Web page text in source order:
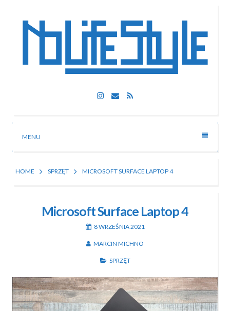
Nolife Style
Technologia, fotografia, rozrywka
Instagram
EmailRSS
MENU
HOME SPRZĘT MICROSOFT SURFACE LAPTOP 4
Microsoft Surface Laptop 4
8 WRZEŚNIA 2021
MARCIN MICHNO
SPRZĘT